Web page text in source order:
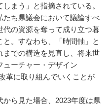
まう」と指摘されている。
ち県議会において議論すべ
代の資源を奪って成り立つ暮
。すなわち、「時間軸」と
までの構造を見直し、将来世
ューチャー・デザイン
革に取り組んでいくことが
ら見た場合、2023年度は県